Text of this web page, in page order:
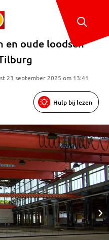
en oude loodsen
23 september 2025 om 13:41
Hulp bij lezen